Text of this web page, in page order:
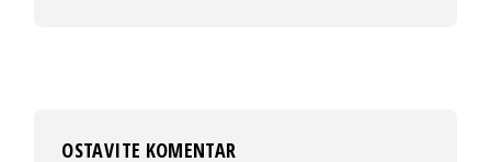
OSTAVITE KOMENTAR